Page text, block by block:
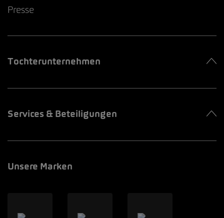
Presse
Tochterunternehmen
Services & Beteiligungen
Unsere Marken